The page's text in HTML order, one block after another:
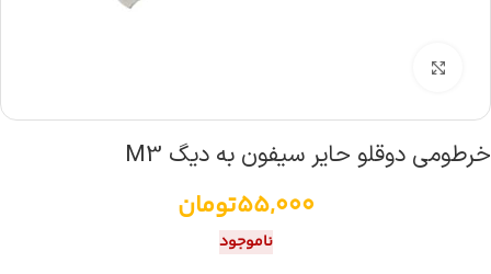
خرطومی دوقلو حایر سیفون به دیگ M3
55,000تومان
ناموجود